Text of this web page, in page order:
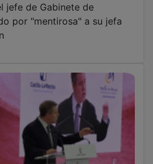
jefe de Gabinete de
por "mentirosa" a su jefa